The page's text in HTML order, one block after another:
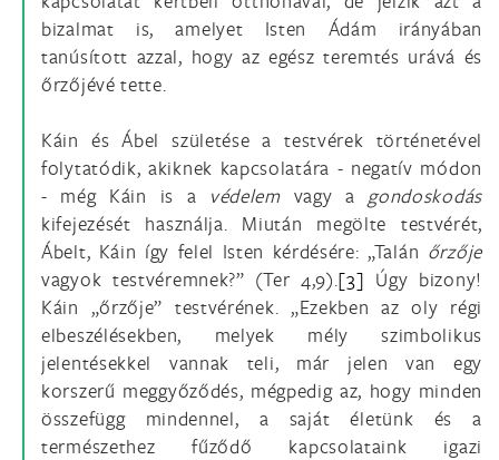
bizalmat is, amelyet Isten Ádám irányában
tanúsított azzal, hogy az egész teremtés urává és
őrzőjévé tette.
Káin és Ábel születése a testvérek történetével
folytatódik, akiknek kapcsolatára - negatív módon
- még Káin is a védelem vagy a gondoskodás
kifejezését használja. Miután megölte testvérét,
Ábelt, Káin így felel Isten kérdésére: „Talán őrzője
vagyok testvéremnek?” (Ter 4,9).[3] Úgy bizony!
Káin „őrzője” testvérének. „Ezekben az oly régi
elbeszélésekben, melyek mély szimbolikus
jelentésekkel vannak teli, már jelen van egy
korszerű meggyőződés, mégpedig az, hogy minden
összefügg mindennel, a saját életünk és a
természethez fűződő kapcsolataink igazi